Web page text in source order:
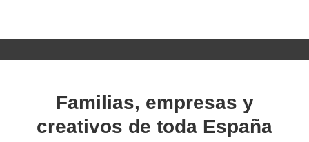
Familias, empresas y
creativos de toda España